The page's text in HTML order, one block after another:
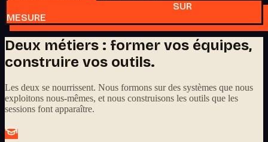
SUR
MESURE
Deux métiers : former vos équipes,
construire vos outils.
Les deux se nourrissent. Nous formons sur des systèmes que nous
exploitons nous-mêmes, et nous construisons les outils que les
sessions font apparaître.